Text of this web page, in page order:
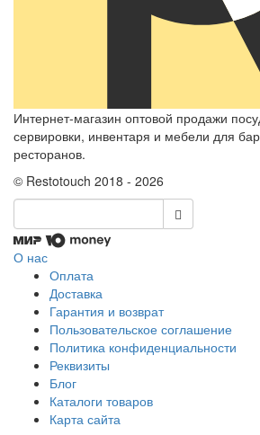
Интернет-магазин оптовой продажи
сервировки, инвентаря и мебели для
ресторанов.
© Restotouch 2018 - 2026
О нас
Оплата
Доставка
Гарантия и возврат
Пользовательское соглашение
Политика конфиденциальности
Реквизиты
Блог
Каталоги товаров
Карта сайта